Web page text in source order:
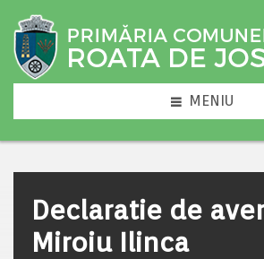
MENIU
Declaratie de
Miroiu Ilinca